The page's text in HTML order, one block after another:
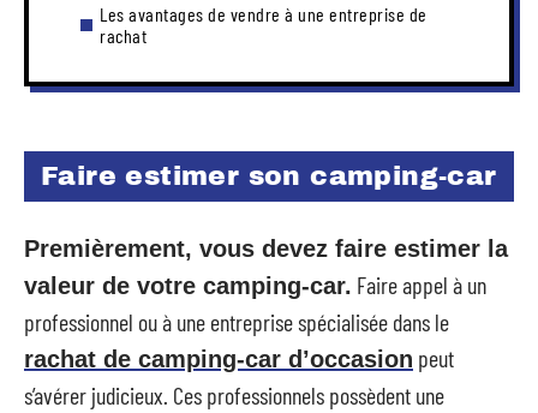
Les avantages de vendre à une entreprise de
rachat
Faire estimer son camping-car
Premièrement, vous devez faire estimer la
valeur de votre camping-car. Faire appel à un
professionnel ou à une entreprise spécialisée dans le
rachat de camping-car d’occasion peut
s’avérer judicieux. Ces professionnels possèdent une